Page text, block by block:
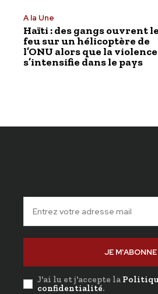
A la Une
Haïti : des gangs ouvrent le
feu sur un hélicoptère de
l’ONU alors que la violence
s’intensifie dans le pays
JE M'ABONNE
J'ai lu et j'accepte la
confidentialité.